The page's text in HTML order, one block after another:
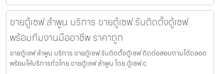
ขายตู้เซฟ ลำพูน บริการ ขายตู้เซฟ รับติดตั้งตู้เซฟ
พร้อมทีมงานมืออาชีพ ราคาถูก
ขายตู้เซฟ ลำพูน บริการ ขายตู้เซฟ รับติดตั้งตู้เซฟ ติดต่อสอบถามได้ตลอด
พร้อมให้บริการทั่วไทย ขายตู้เซฟ ลำพูน โดย ตู้เซฟ.c